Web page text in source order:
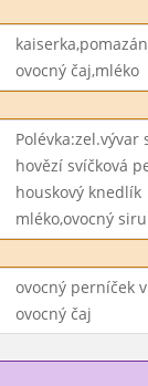
ovocný čaj,mléko
Polévka:zel.vývar
hovězí svíčková
houskový knedlík
mléko,ovocný
ovocný perníček
ovocný čaj